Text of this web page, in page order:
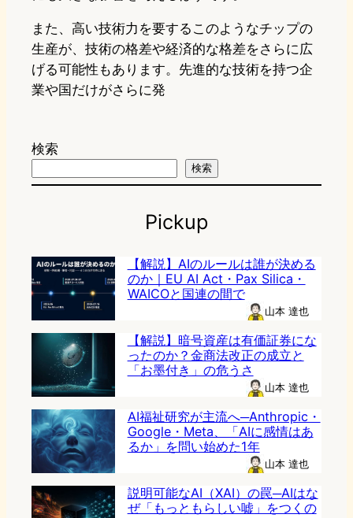
また、高い技術力を要するこのようなチップの
生産が、技術の格差や経済的な格差をさらに広
げる可能性もあります。先進的な技術を持つ企
業や国だけがさらに発
検索
検索
Pickup
【解説】AIのルールは誰が決める
のか｜EU AI Act・Pax Silica・
WAICOと国連の間で
山本 達也
【解説】暗号資産は有価証券にな
ったのか？金商法改正の成立と
「お墨付き」の危うさ
山本 達也
AI福祉研究が主流へ─Anthropic・
Google・Meta、「AIに感情はあ
るか」を問い始めた1年
山本 達也
説明可能なAI（XAI）の罠─AIはな
ぜ「もっともらしい嘘」をつくの